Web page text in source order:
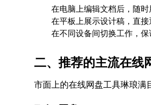
在电脑上编辑文档后，随时
在平板上展示设计稿，直接
在不同设备间切换工作，保
二、推荐的主流在线
市面上的在线网盘工具琳琅满